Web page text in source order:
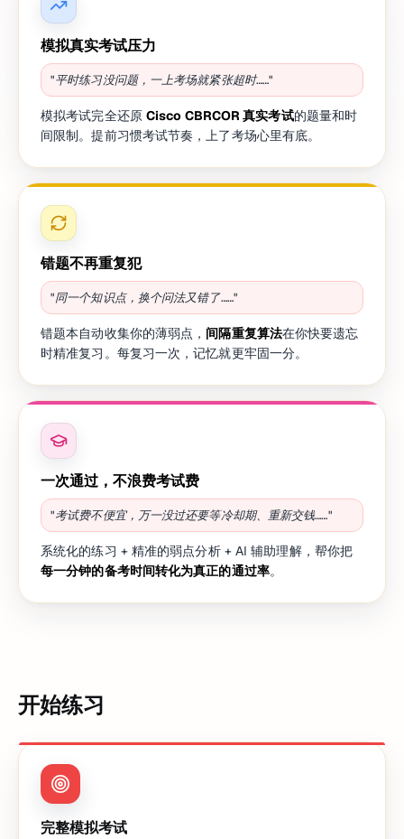
模拟真实考试压力
"平时练习没问题，一上考场就紧张超时……"
模拟考试完全还原 Cisco CBRCOR 真实考试的题量和时
间限制。提前习惯考试节奏，上了考场心里有底。
错题不再重复犯
"同一个知识点，换个问法又错了……"
错题本自动收集你的薄弱点， 间隔重复算法在你快要遗忘
时精准复习。每复习一次，记忆就更牢固一分。
一次通过，不浪费考试费
"考试费不便宜，万一没过还要等冷却期、重新交钱……"
系统化的练习 + 精准的弱点分析 + AI 辅助理解，帮你把
每一分钟的备考时间转化为真正的通过率。
开始练习
完整模拟考试